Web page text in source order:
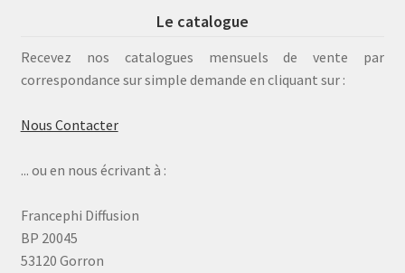
Le catalogue
Recevez nos catalogues mensuels de vente par
correspondance sur simple demande en cliquant sur :
Nous Contacter
... ou en nous écrivant à :
Francephi Diffusion
BP 20045
53120 Gorron